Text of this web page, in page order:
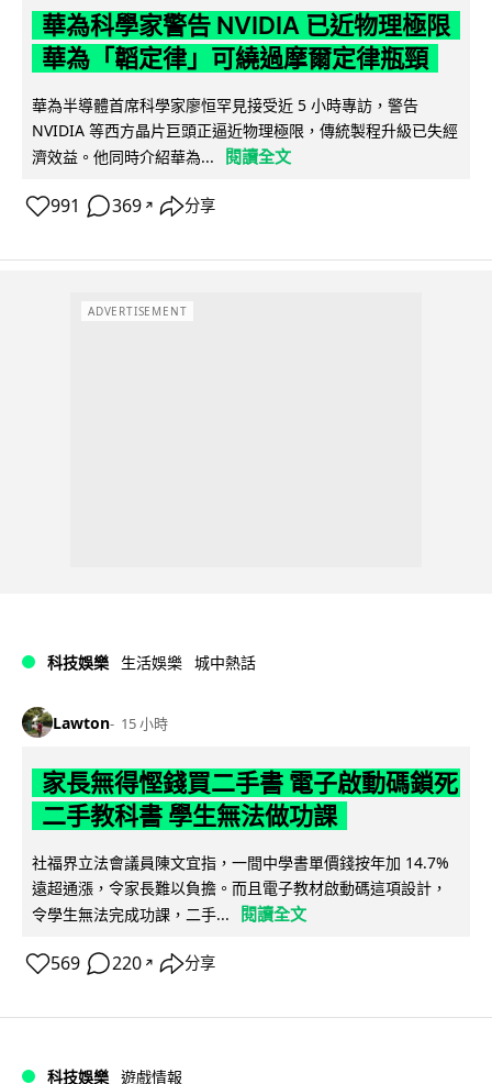
華為科學家警告 NVIDIA 已近物理極限
華為「韜定律」可繞過摩爾定律瓶頸
華為半導體首席科學家廖恒罕見接受近 5 小時專訪，警告
NVIDIA 等西方晶片巨頭正逼近物理極限，傳統製程升級已失經
濟效益。他同時介紹華為...
閱讀全文
991 369 ↗ 分享
ADVERTISEMENT
科技娛樂 生活娛樂 城中熱話
Lawton 15 小時
家長無得慳錢買二手書 電子啟動碼鎖死
二手教科書 學生無法做功課
社福界立法會議員陳文宜指，一間中學書單價錢按年加 14.7%
遠超通漲，令家長難以負擔。而且電子教材啟動碼這項設計，
令學生無法完成功課，二手...
閱讀全文
569 220 ↗ 分享
科技娛樂 遊戲情報